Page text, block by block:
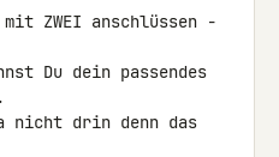
ZWEI anschlüssen -
Du dein passendes
nicht drin denn das